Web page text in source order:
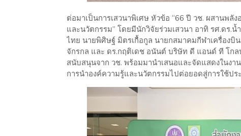
ต่อมาเป็นการเสวนาพิเศษ หัวข้อ “66 ปี วช. ผสานพ
และนวัตกรรม” โดยมีนักวิจัยร่วมเสวนา อาทิ รศ.ดร
ไทย นายพิศิษฐ์ มิตรเกื้อกูล นายกสมาคมกีฬาเครื่อง
จักรกล และ ดร.กฤติเดช อนันต์ บริษัท ดี แอนด์ ที โก
สนับสนุนจาก วช. พร้อมมานำเสนอและจัดแสดงในงา
การนำองค์ความรู้และนวัตกรรมไปต่อยอดสู่การใช้ปร